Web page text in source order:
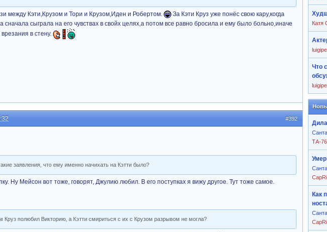
Катя
Что
ТА-76
Как
между Кэти,Крузом и Тори и Крузом,Иден и Робертом.
За Кэти Круз уже понёс свою кару,когда
сыграла на его чувствах в свойх целях,а потом все равно бросила и ему было больно,иначе
в стену.
#392
заявления, что ему именно начихать на Кэтти было?
Ну Мейсон вот тоже, говорят, Джулию любил. В его поступках я вижу другое. Тут тоже самое.
Круз полюбил Викторию, а Кэтти смириться с их с Крузом разрывом не могла?